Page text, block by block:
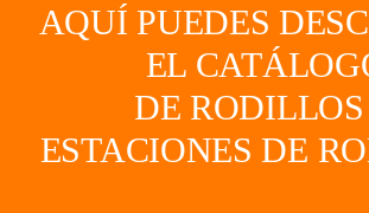
AQUÍ PUEDES
EL
DE
ESTACIONES DE